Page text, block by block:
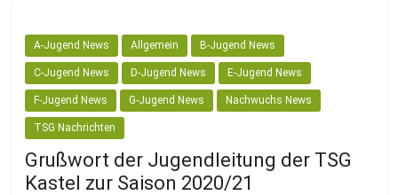
A-Jugend News Allgemein B-Jugend News
C-Jugend News D-Jugend News E-Jugend News
F-Jugend News G-Jugend News Nachwuchs News
TSG Nachrichten
Grußwort der Jugendleitung der TSG
Kastel zur Saison 2020/21